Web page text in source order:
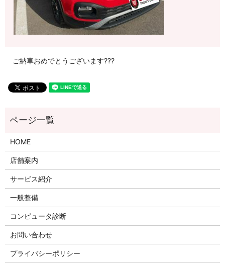
ご納車おめでとうございます???
HOME
店舗案内
サービス紹介
一般整備
コンピュータ診断
お問い合わせ
プライバシーポリシー